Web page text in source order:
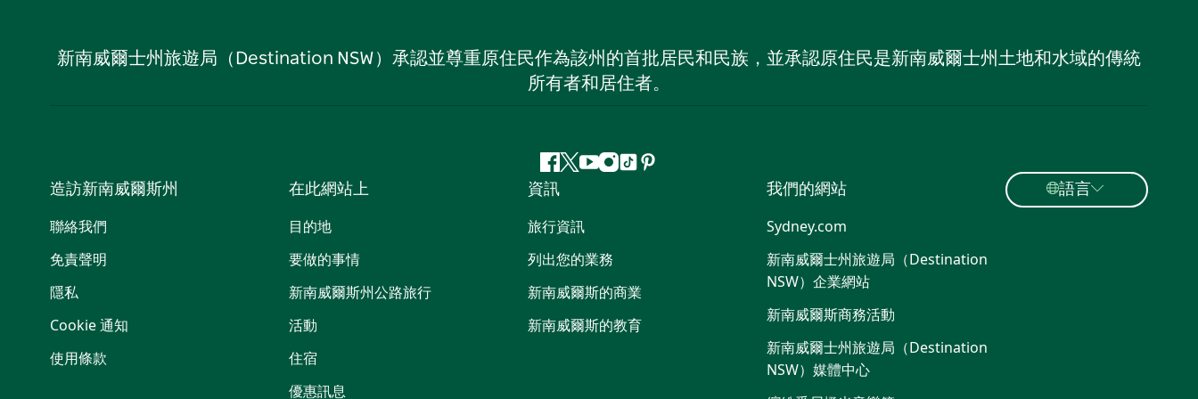
新南威爾士州旅遊局（Destination NSW）承認並尊重原住民作為該州的首批居民和民族，並承認原住民是新南威爾士州土地和水域的傳統
所有者和居住者。
Facebook
嘰
喳
喳
Youtube
Instagram
抖 Pinterest
造訪新南威爾斯州
聯絡我們
免責聲明
隱私
Cookie 通知
使用條款
在此網站上
目的地
要做的事情
新南威爾斯州公路旅行
活動
住宿
優惠訊息
資訊
旅行資訊
列出您的業務
新南威爾斯的商業
新南威爾斯的教育
我們的網站
Sydney.com
新南威爾士州旅遊局（Destination
NSW）企業網站​
新南威爾斯商務活動
新南威爾士州旅遊局（Destination
NSW）媒體中心
語言